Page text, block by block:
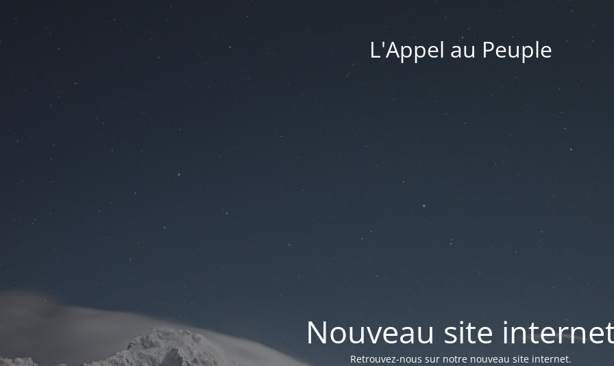
L'Appel au Peuple
Nouveau site
Retrouvez-nous sur notre nouveau site internet.